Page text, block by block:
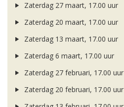
Zaterdag 27 maart, 17.00 uur
Zaterdag 20 maart, 17.00 uur
Zaterdag 13 maart, 17.00 uur
Zaterdag 6 maart, 17.00 uur
Zaterdag 27 februari, 17.00 uur
Zaterdag 20 februari, 17.00 uur